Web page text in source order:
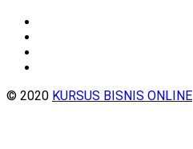
© 2020 KURSUS BISNIS ONLINE